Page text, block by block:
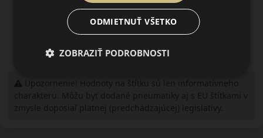
ODMIETNUŤ VŠETKO
ZOBRAZIŤ PODROBNOSTI